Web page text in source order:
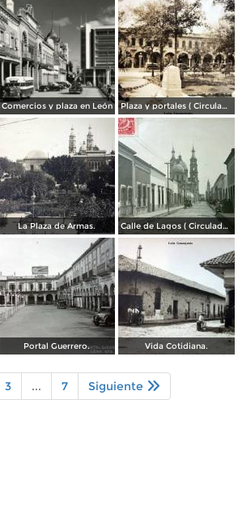
Comercios y plaza en León Plaza y portales ( Circulada el 4 de Agosto de 1929 ).
La Plaza de Armas. Calle de Lagos ( Circulada el 27 de Mayo de 1909 ).
Portal Guerrero. Vida Cotidiana.
3 ... 7 Siguiente